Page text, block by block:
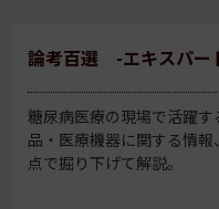
論考百選 -エキスパー
糖尿病医療の現場で活躍
品・医療機器に関する情
点で掘り下げて解説。